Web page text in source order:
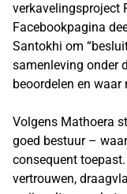
verkavelingsproject
Facebookpagina
Santokhi om
samenleving onder
beoordelen en waar
Volgens Mathoera
goed bestuur –
consequent
vertrouwen,